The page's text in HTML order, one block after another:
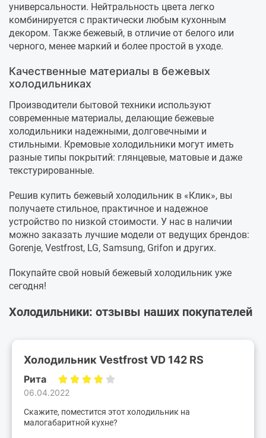
универсальности. Нейтральность цвета легко
комбинируется с практически любым кухонным
декором. Также бежевый, в отличие от белого или
черного, менее маркий и более простой в уходе.
Качественные материалы в бежевых
холодильниках
Производители бытовой техники используют
современные материалы, делающие бежевые
холодильники надежными, долговечными и
стильными. Кремовые холодильники могут иметь
разные типы покрытий: глянцевые, матовые и даже
текстурированные.
Решив купить бежевый холодильник в «Клик», вы
получаете стильное, практичное и надежное
устройство по низкой стоимости. У нас в наличии
можно заказать лучшие модели от ведущих брендов:
Gorenje, Vestfrost, LG, Samsung, Grifon и других.
Покупайте свой новый бежевый холодильник уже
сегодня!
Холодильники: отзывы наших покупателей
Холодильник Vestfrost VD 142 RS
Рита
06.04.2022
Скажите, поместится этот холодильник на
малогабаритной кухне?